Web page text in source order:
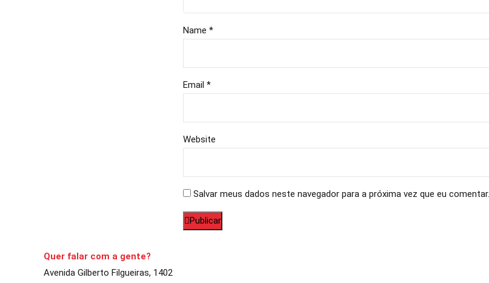
Name *
Email *
Website
Salvar meus dados neste navegador para a próxima vez que eu comentar.
Publicar
Quer falar com a gente?
Avenida Gilberto Filgueiras, 1402